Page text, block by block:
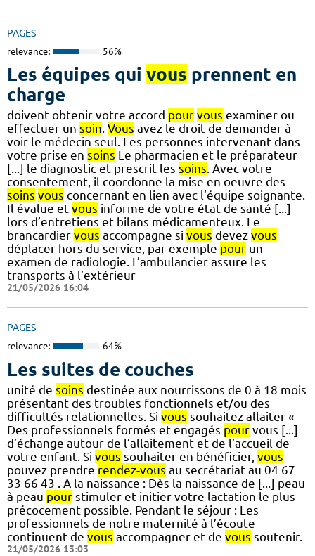
PAGES
relevance: 56%
Les équipes qui vous prennent en
charge
doivent obtenir votre accord pour vous examiner ou
effectuer un soin. Vous avez le droit de demander à
voir le médecin seul. Les personnes intervenant dans
votre prise en soins Le pharmacien et le préparateur
[...] le diagnostic et prescrit les soins. Avec votre
consentement, il coordonne la mise en oeuvre des
soins vous concernant en lien avec l’équipe soignante.
Il évalue et vous informe de votre état de santé [...]
lors d’entretiens et bilans médicamenteux. Le
brancardier vous accompagne si vous devez vous
déplacer hors du service, par exemple pour un
examen de radiologie. L’ambulancier assure les
transports à l’extérieur
21/05/2026 16:04
PAGES
relevance: 64%
Les suites de couches
unité de soins destinée aux nourrissons de 0 à 18 mois
présentant des troubles fonctionnels et/ou des
difficultés relationnelles. Si vous souhaitez allaiter «
Des professionnels formés et engagés pour vous [...]
d’échange autour de l’allaitement et de l’accueil de
votre enfant. Si vous souhaiter en bénéficier, vous
pouvez prendre rendez-vous au secrétariat au 04 67
33 66 43 . A la naissance : Dès la naissance de [...] peau
à peau pour stimuler et initier votre lactation le plus
précocement possible. Pendant le séjour : Les
professionnels de notre maternité à l’écoute
continuent de vous accompagner et de vous soutenir.
21/05/2026 13:03